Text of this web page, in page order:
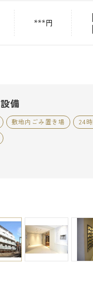
***円
設備
敷地内ごみ置き場
24